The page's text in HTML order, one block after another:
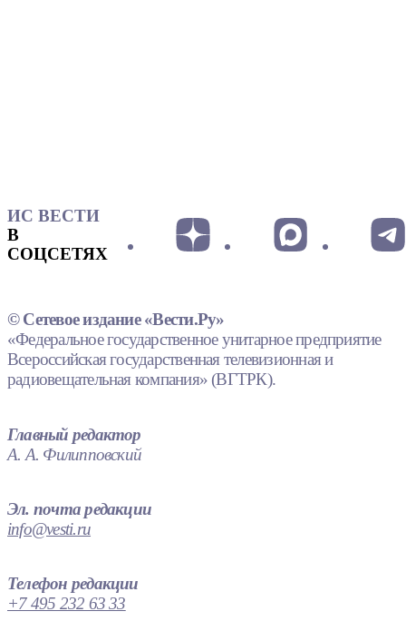
ИС ВЕСТИ
В
СОЦСЕТЯХ
© Сетевое издание «Вести.Ру»
«Федеральное государственное унитарное предприятие
Всероссийская государственная телевизионная и
радиовещательная компания» (ВГТРК).
Главный редактор
А. А. Филипповский
Эл. почта редакции
info@vesti.ru
Телефон редакции
+7 495 232 63 33